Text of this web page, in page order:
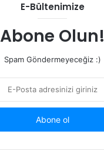
E-Bültenimize
Abone Olun!
Spam Göndermeyeceğiz :)